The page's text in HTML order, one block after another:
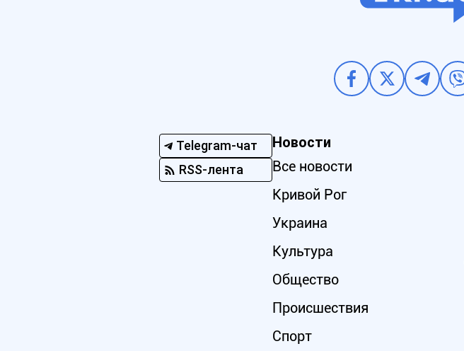
Telegram-чат
RSS-лента
Новости
Все новости
Кривой Рог
Украина
Культура
Общество
Происшествия
Спорт